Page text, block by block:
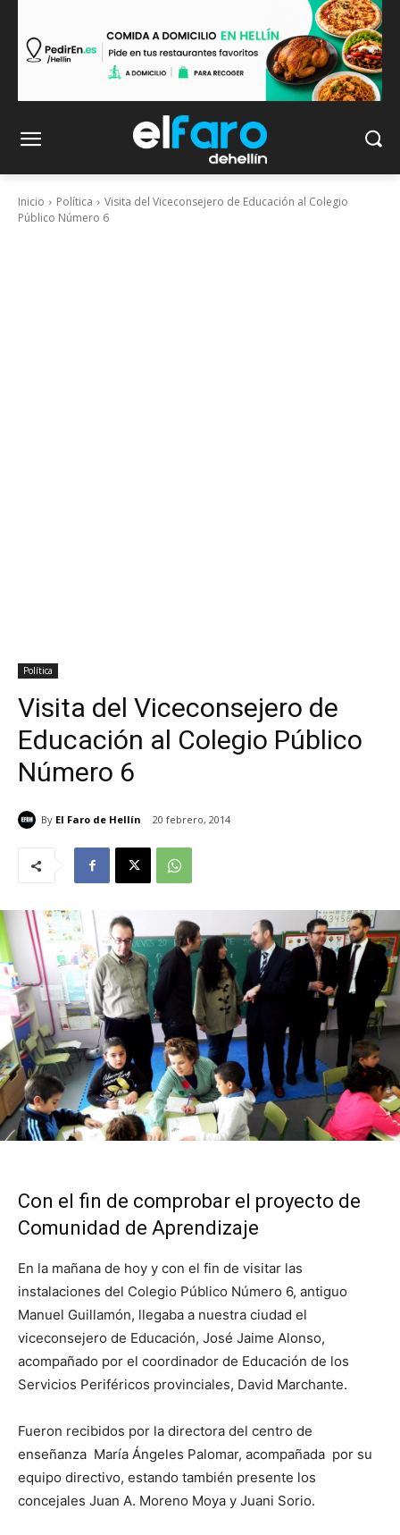
Inicio Política
Visita del Viceconsejero de Educación al Colegio
Público Número 6
Política
Visita del Viceconsejero de
Educación al Colegio Público
Número 6
By El Faro de Hellín 20 febrero, 2014
Con el fin de comprobar el proyecto de
Comunidad de Aprendizaje
En la mañana de hoy y con el fin de visitar las
instalaciones del Colegio Público Número 6, antiguo
Manuel Guillamón, llegaba a nuestra ciudad el
viceconsejero de Educación, José Jaime Alonso,
acompañado por el coordinador de Educación de los
Servicios Periféricos provinciales, David Marchante.
Fueron recibidos por la directora del centro de
enseñanza María Ángeles Palomar, acompañada por su
equipo directivo, estando también presente los
concejales Juan A. Moreno Moya y Juani Sorio.